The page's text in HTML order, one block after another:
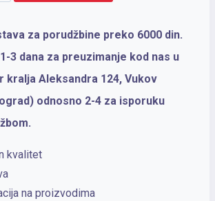
za porudžbine preko 6000 din.
3 dana za preuzimanje kod nas u
kralja Aleksandra 124, Vukov
odnosno 2-4 za isporuku
kvalitet
na proizvodima